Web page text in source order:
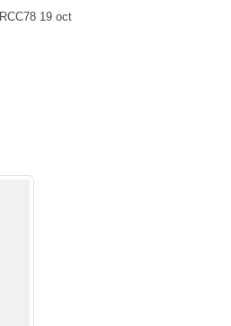
RCC78 19 oct